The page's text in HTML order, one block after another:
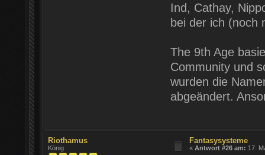
Ind, Cathay,
bei der ich (noch
The 9th Age
Community und
wurden die
abgeändert.
Riothamus
König
Fantasysysteme
«Antwort #26 am: 17.